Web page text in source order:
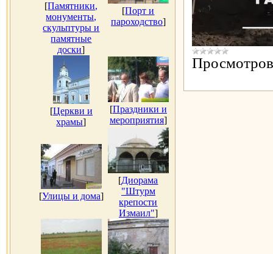
[Памятники,
монументы,
скульптуры и
памятные
доски]
[Порт и
пароходство]
[Церкви и
храмы]
[Праздники и
мероприятия]
[Улицы и дома]
[Диорама
"Штурм
крепости
Измаил"]